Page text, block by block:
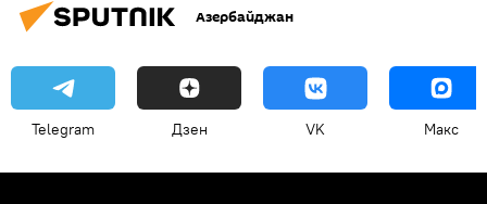
Азербайджан
Telegram Дзен VK Макс